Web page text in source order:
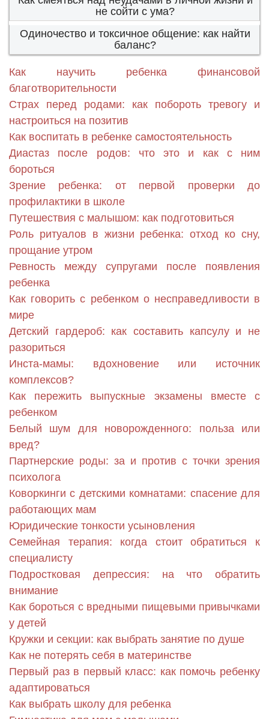
не сойти с ума?
Одиночество и токсичное общение: как найти
баланс?
Как научить ребенка финансовой
благотворительности
Страх перед родами: как побороть тревогу и
настроиться на позитив
Как воспитать в ребенке самостоятельность
Диастаз после родов: что это и как с ним
бороться
Зрение ребенка: от первой проверки до
профилактики в школе
Путешествия с малышом: как подготовиться
Роль ритуалов в жизни ребенка: отход ко сну,
прощание утром
Ревность между супругами после появления
ребенка
Как говорить с ребенком о несправедливости в
мире
Детский гардероб: как составить капсулу и не
разориться
Инста-мамы: вдохновение или источник
комплексов?
Как пережить выпускные экзамены вместе с
ребенком
Белый шум для новорожденного: польза или
вред?
Партнерские роды: за и против с точки зрения
психолога
Коворкинги с детскими комнатами: спасение для
работающих мам
Юридические тонкости усыновления
Семейная терапия: когда стоит обратиться к
специалисту
Подростковая депрессия: на что обратить
внимание
Как бороться с вредными пищевыми привычками
у детей
Кружки и секции: как выбрать занятие по душе
Как не потерять себя в материнстве
Первый раз в первый класс: как помочь ребенку
адаптироваться
Как выбрать школу для ребенка